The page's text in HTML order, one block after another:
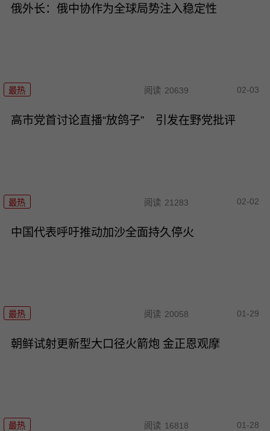
俄外长：俄中协作为全球局势注入稳定性
最热 阅读 20639 02-03
高市党首讨论直播“放鸽子” 引发在野党批评
最热 阅读 21283 02-02
中国代表呼吁推动加沙全面持久停火
最热 阅读 20058 01-29
朝鲜试射更新型大口径火箭炮 金正恩观摩
最热 阅读 16818 01-28